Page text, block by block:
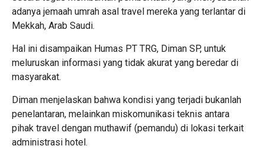
adanya jemaah umrah asal travel mereka yang terlantar di
Mekkah, Arab Saudi.
Hal ini disampaikan Humas PT TRG, Diman SP, untuk
meluruskan informasi yang tidak akurat yang beredar di
masyarakat.
Diman menjelaskan bahwa kondisi yang terjadi bukanlah
penelantaran, melainkan miskomunikasi teknis antara
pihak travel dengan muthawif (pemandu) di lokasi terkait
administrasi hotel.